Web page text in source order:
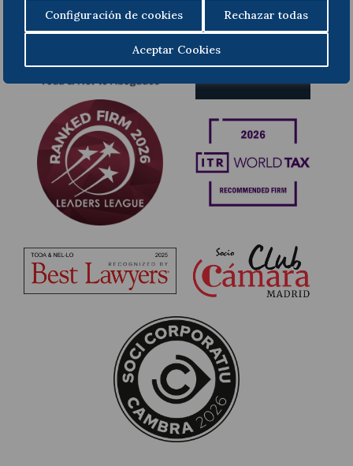
Configuración de cookies Rechazar todas
Aceptar Cookies